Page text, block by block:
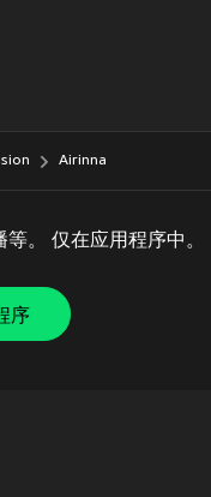
Airinna
。 仅在应用程序中。
序